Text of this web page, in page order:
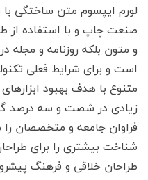
لورم ایپسوم متن ساختگی با
صنعت چاپ و با استفاده از
و متون بلکه روزنامه و مجله
است و برای شرایط فعلی
متنوع با هدف بهبود
زیادی در شصت و سه درصد
فراوان جامعه و متخصصان را
شناخت بیشتری را برای
طراحان خلاقی و فرهنگ